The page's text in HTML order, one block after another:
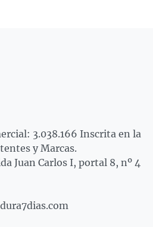
3.038.166 Inscrita en la
y Marcas.
Juan Carlos I, portal 8, nº 4